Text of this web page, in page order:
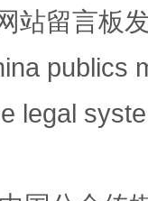
除
站留言板
publics
legal